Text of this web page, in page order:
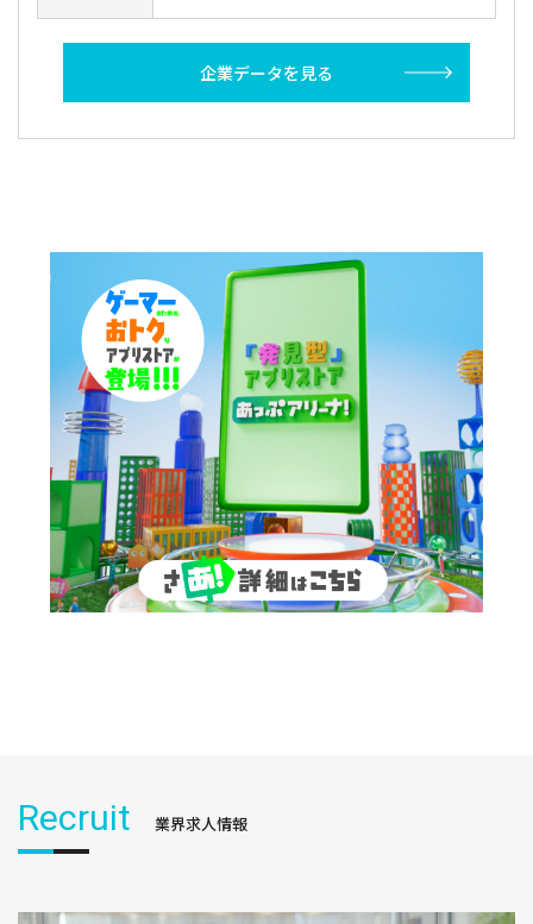
企業データを見る
Recruit 業界求人情報